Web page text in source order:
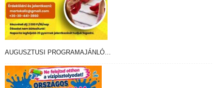
AUGUSZTUSI PROGRAMAJÁNLÓ…